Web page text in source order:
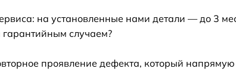
Panasonic NN-K575M
на установленные нами детали — до 3
гарантийным случаем?
проявление дефекта, который